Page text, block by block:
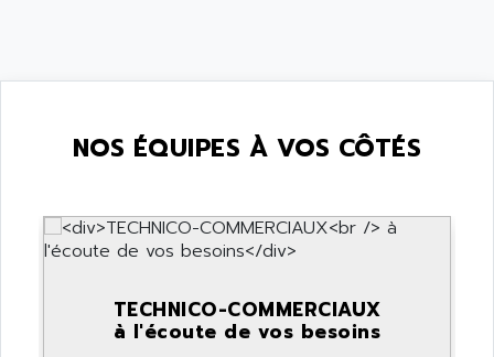
NOS ÉQUIPES À VOS CÔTÉS
TECHNICO-COMMERCIAUX
à l'écoute de vos besoins